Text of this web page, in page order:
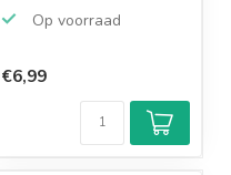
Op voorraad
9,2/10
Achteraf
betalen mogelijk
€6,99